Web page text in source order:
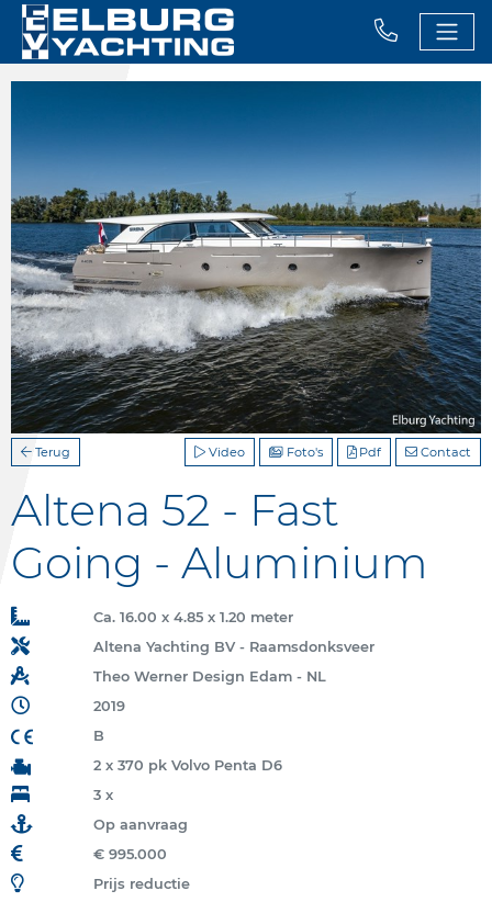
Terug Contact
Pdf
Foto's
Video
Altena 52 - Fast
Going - Aluminium
Ca. 16.00 x 4.85 x 1.20 meter
Altena Yachting BV - Raamsdonksveer
Theo Werner Design Edam - NL
2019
B
2 x 370 pk Volvo Penta D6
3 x
Op aanvraag
€ 995.000
Prijs reductie